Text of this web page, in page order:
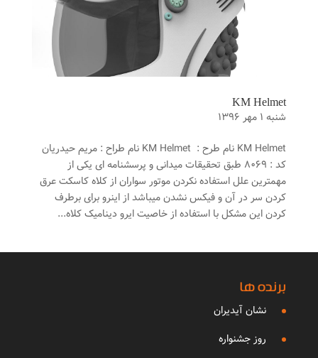
KM Helmet
شنبه ۱ مهر ۱۳۹۶
KM Helmet نام طرح : KM Helmet نام طراح : مریم حیدریان
کد : ۸۰۶۹ طبق تحقیقات میدانی و پرسشنامه ای یکی از
مهمترین علل استفاده نکردن موتور سواران از کلاه کاسکت عرق
کردن سر در آن و فیکس نشدن میباشد از اینرو برای برطرف
کردن این مشکل با استفاده از خاصیت ایرو دینامیک کلاه...
برنده ها
نشان آیدیران
روز جشنواره